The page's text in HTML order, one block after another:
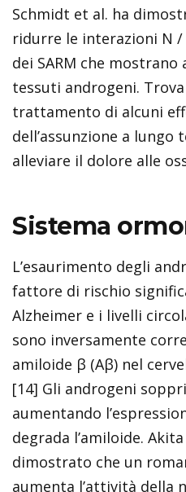
Schmidt et al. ha
ridurre le interazioni N
dei SARM che
tessuti androgeni.
trattamento di alcuni
dell’assunzione a
alleviare il dolore alle
Sistema
L’esaurimento degli
fattore di rischio
Alzheimer e i livelli
sono inversamente
amiloide β (Aβ) nel
[14] Gli androgeni
aumentando
degrada l’amiloide.
dimostrato che un
aumenta l’attività della